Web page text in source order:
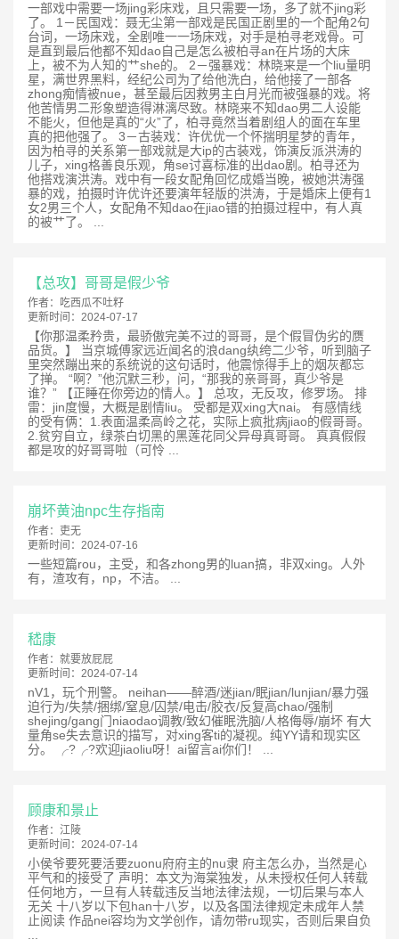
一部戏中需要一场jing彩床戏，且只需要一场，多了就不jing彩
了。 1－民国戏：聂无尘第一部戏是民国正剧里的一个配角2句
台词，一场床戏，全剧唯一一场床戏，对手是柏寻老戏骨。可
是直到最后他都不知dao自己是怎么被柏寻an在片场的大床
上，被不为人知的艹she的。 2－强暴戏：林晓来是一个liu量明
星，满世界黑料，经纪公司为了给他洗白，给他接了一部各
zhong痴情被nue，甚至最后因救男主白月光而被强暴的戏。将
他苦情男二形象塑造得淋漓尽致。林晓来不知dao男二人设能
不能火，但他是真的“火”了，柏寻竟然当着剧组人的面在车里
真的把他强了。 3－古装戏：许优优一个怀揣明星梦的青年，
因为柏寻的关系第一部戏就是大ip的古装戏，饰演反派洪涛的
儿子，xing格善良乐观，角se讨喜标准的出dao剧。柏寻还为
他搭戏演洪涛。戏中有一段女配角回忆成婚当晚，被她洪涛强
暴的戏，拍摄时许优许还要演年轻版的洪涛，于是婚床上便有1
女2男三个人，女配角不知dao在jiao错的拍摄过程中，有人真
的被艹了。 ...
【总攻】哥哥是假少爷
作者： 吃西瓜不吐籽
更新时间： 2024-07-17
【你那温柔矜贵，最骄傲完美不过的哥哥，是个假冒伪劣的赝
品货。】 当京城傅家远近闻名的浪dang纨绔二少爷，听到脑子
里突然蹦出来的系统说的这句话时，他震惊得手上的烟灰都忘
了掸。 “啊？”他沉默三秒，问，“那我的亲哥哥，真少爷是
谁？” 【正睡在你旁边的情人。】 总攻，无反攻，修罗场。 排
雷：jin度慢，大概是剧情liu。 受都是双xing大nai。 有感情线
的受有俩：1.表面温柔高岭之花，实际上疯批病jiao的假哥哥。
2.贫穷自立，绿茶白切黑的黑莲花同父异母真哥哥。 真真假假
都是攻的好哥哥啦（可怜 ...
崩坏黄油npc生存指南
作者： 吏无
更新时间： 2024-07-16
一些短篇rou，主受，和各zhong男的luan搞，非双xing。人外
有，渣攻有，np，不洁。 ...
嵇康
作者： 就要放屁屁
更新时间： 2024-07-14
nV1，玩个刑警。 neihan——醉酒/迷jian/眠jian/lunjian/暴力强
迫行为/失禁/捆绑/窒息/囚禁/电击/胶衣/反复高chao/强制
shejing/gang门niaodao调教/致幻催眠洗脑/人格侮辱/崩坏 有大
量角se失去意识的描写，对xing客ti的凝视。纯YY请和现实区
分。 ╭?╭?欢迎jiaoliu呀！ai留言ai你们！ ...
顾康和景止
作者： 江陵
更新时间： 2024-07-14
小侯爷要死要活要zuonu府府主的nu隶 府主怎么办，当然是心
平气和的接受了 声明：本文为海棠独发，从未授权任何人转载
任何地方，一旦有人转载违反当地法律法规，一切后果与本人
无关 十八岁以下包han十八岁，以及各国法律规定未成年人禁
止阅读 作品nei容均为文学创作，请勿带ru现实，否则后果自负